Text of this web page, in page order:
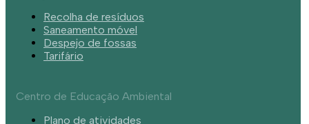
Recolha de resíduos
Saneamento móvel
Despejo de fossas
Tarifário
Centro de Educação Ambiental
Plano de atividades